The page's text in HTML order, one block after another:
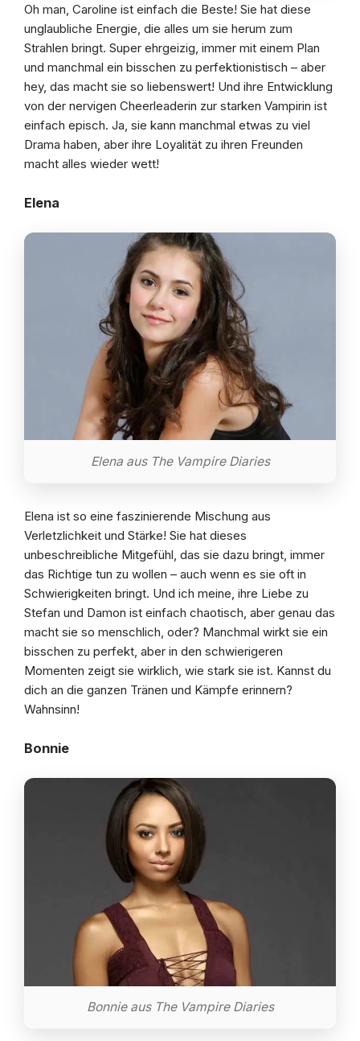
Oh man, Caroline ist einfach die Beste! Sie hat diese
unglaubliche Energie, die alles um sie herum zum
Strahlen bringt. Super ehrgeizig, immer mit einem Plan
und manchmal ein bisschen zu perfektionistisch – aber
hey, das macht sie so liebenswert! Und ihre Entwicklung
von der nervigen Cheerleaderin zur starken Vampirin ist
einfach episch. Ja, sie kann manchmal etwas zu viel
Drama haben, aber ihre Loyalität zu ihren Freunden
macht alles wieder wett!
Elena
Elena aus The Vampire Diaries
Elena ist so eine faszinierende Mischung aus
Verletzlichkeit und Stärke! Sie hat dieses
unbeschreibliche Mitgefühl, das sie dazu bringt, immer
das Richtige tun zu wollen – auch wenn es sie oft in
Schwierigkeiten bringt. Und ich meine, ihre Liebe zu
Stefan und Damon ist einfach chaotisch, aber genau das
macht sie so menschlich, oder? Manchmal wirkt sie ein
bisschen zu perfekt, aber in den schwierigeren
Momenten zeigt sie wirklich, wie stark sie ist. Kannst du
dich an die ganzen Tränen und Kämpfe erinnern?
Wahnsinn!
Bonnie
Bonnie aus The Vampire Diaries